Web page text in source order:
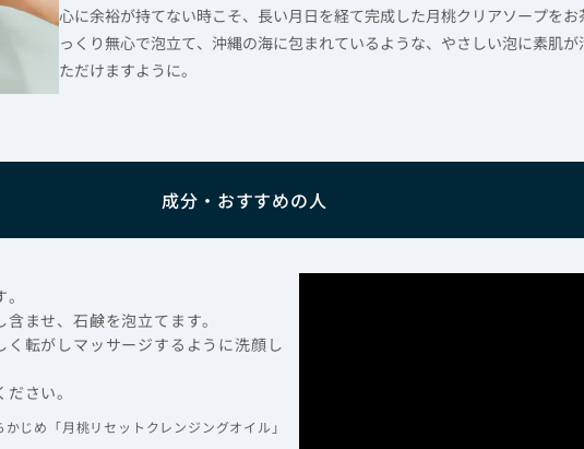
心に余裕が持てない時こそ、長い月日を経て完成した月桃クリアソープを
っくり無心で泡立て、沖縄の海に包まれているような、やさしい泡に素肌
ただけますように。
成分・おすすめの人
ませ、石鹸を泡立てます。
転がしマッサージするように洗顔し
さい。
じめ「月桃リセットクレンジングオイル」